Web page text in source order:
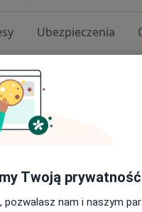
Ubezpieczenia
właściwej usługi, aby
Prosimy o
oraz
Twoją prywatność
pozwalasz nam i naszym